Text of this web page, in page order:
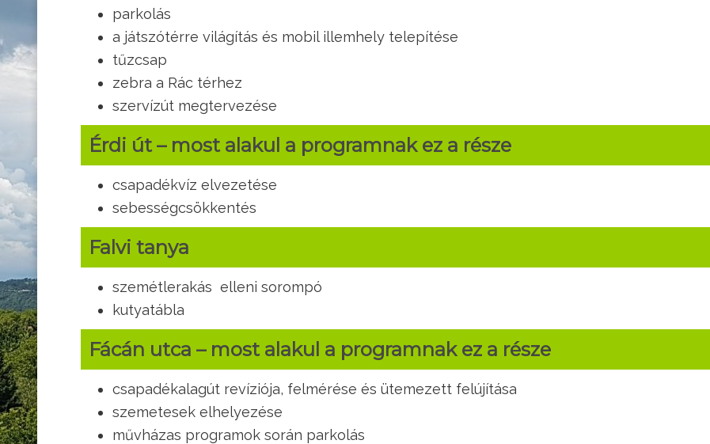
parkolás
a játszótérre világítás és mobil illemhely telepítése
tűzcsap
zebra a Rác térhez
szervízút megtervezése
Érdi út – most alakul a programnak ez a része
csapadékvíz elvezetése
sebességcsökkentés
Falvi tanya
szemétlerakás elleni sorompó
kutyatábla
Fácán utca – most alakul a programnak ez a része
csapadékalagút revíziója, felmérése és ütemezett felújítása
szemetesek elhelyezése
művházas programok során parkolás